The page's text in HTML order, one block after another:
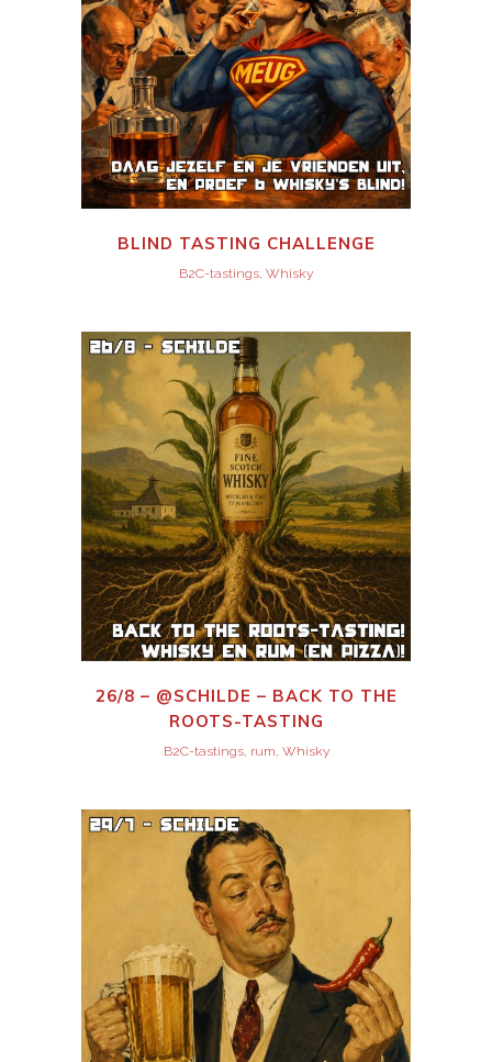
BLIND TASTING CHALLENGE
B2C-tastings, Whisky
26/8 – @SCHILDE – BACK TO THE
ROOTS-TASTING
B2C-tastings, rum, Whisky